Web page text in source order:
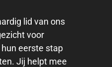
lid van ons
voor
eerste stap
Jij helpt mee